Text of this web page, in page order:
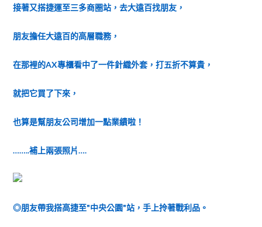
接著又搭捷運至三多商圈站，去大遠百找朋友，
朋友擔任大遠百的高層職務，
在那裡的AX專櫃看中了一件針織外套，打五折不算貴，
就把它買了下來，
也算是幫朋友公司增加一點業績啦！
……..補上兩張照片….
◎朋友帶我搭高捷至"中央公園"站，手上拎著戰利品。